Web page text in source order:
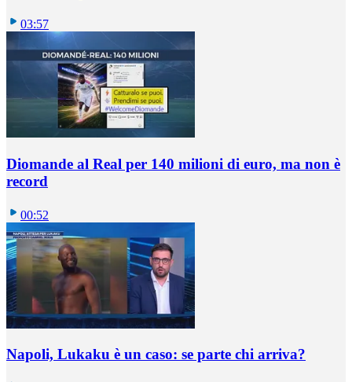
03:57
Diomande al Real per 140 milioni di euro, ma non è
record
00:52
Napoli, Lukaku è un caso: se parte chi arriva?